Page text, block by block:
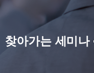
찾아가는 세미나